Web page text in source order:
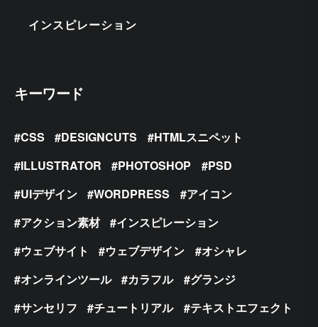
インスピレーション
キーワード
CSS DESIGNCUTS
HTMLスニペット
ILLUSTRATOR
PHOTOSHOP
PSD
UIデザイン
WORDPRESS
アイコン
アクション素材
インスピレーション
ウェブサイト
ウェブデザイン
オシャレ
オンラインツール
カラフル
グランジ
サンセリフ
チュートリアル
テキストエフェクト